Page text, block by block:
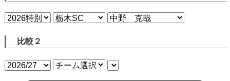
比較２